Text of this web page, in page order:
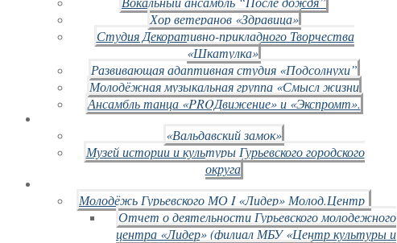
Хор ветеранов «Здравица»
Студия Декоративно-прикладного Творчества
«Шкатулка»
Развивающая адаптивная студия «Подсолнухи”
Молодёжная музыкальная группа «Смысл жизни
Ансамбль танца «PROДвижение» и «Экспромт».
«Вальдавский замок»
Музей истории и культуры Гурьевского городского
округа
Молодёжь Гурьевского МО I «Лидер» Молод.Центр
Отчет о деятельности Гурьевского молодежного
центра «Лидер» (филиал МБУ «Центр культуры и